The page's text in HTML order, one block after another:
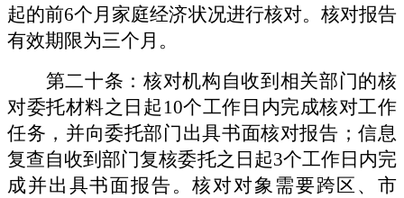
起的前6个月家庭经济状况进行核对。核对报告
有效期限为三个月。
第二十条：核对机构自收到相关部门的核
对委托材料之日起 10个工作日内完成核对工作
任务，并向委托部门出具书面核对报告；信息
复查自收到部门复核委托之日起3个工作日内完
成并出具书面报告。核对对象需要跨区、市